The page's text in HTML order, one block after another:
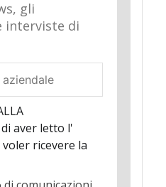
gli
interviste di
di aver letto l'
voler ricevere la